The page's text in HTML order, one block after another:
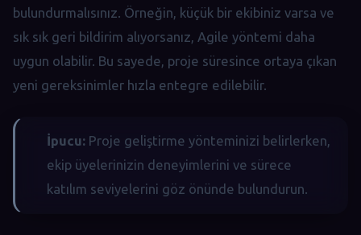
bulundurmalısınız. Örneğin, küçük bir ekibiniz varsa ve
sık sık geri bildirim alıyorsanız, Agile yöntemi daha
uygun olabilir. Bu sayede, proje süresince ortaya çıkan
yeni gereksinimler hızla entegre edilebilir.
İpucu:Proje geliştirme yönteminizi belirlerken,
ekip üyelerinizin deneyimlerini ve sürece
katılım seviyelerini göz önünde bulundurun.